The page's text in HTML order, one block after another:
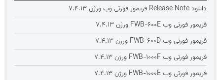
دانلود Release Note فریمور فورتی وب ورژن 7.4.13
فریمور فورتی وب FWB-600E ورژن 7.4.13
فریمور فورتی وب FWB-600D ورژن 7.4.13
فریمور فورتی وب FWB-1000F ورژن 7.4.13
فریمور فورتی وب FWB-1000E ورژن 7.4.13